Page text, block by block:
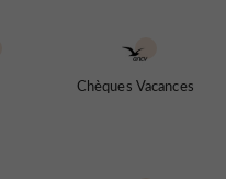
Chèques Vacances